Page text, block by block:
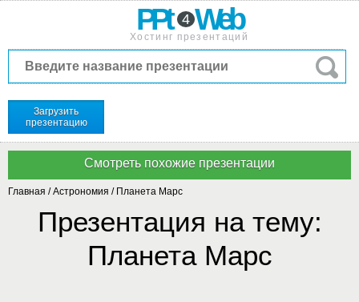
PPt 4 Web
Хостинг презентаций
Загрузить
презентацию
Главная /Астрономия / Планета Марс
Презентация на тему:
Планета Марс